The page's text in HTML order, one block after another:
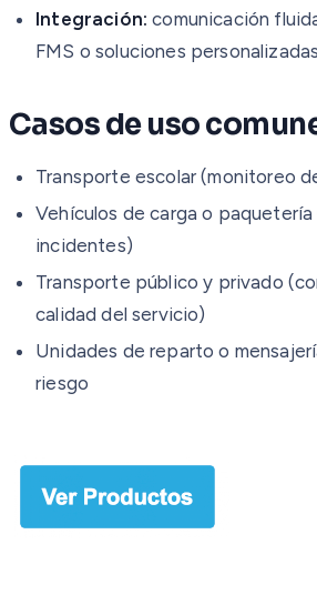
Integración: comunicación
FMS o soluciones
Casos de uso
Transporte escolar (monitoreo
Vehículos de carga o
incidentes)
Transporte público y privado
calidad del servicio)
Unidades de reparto o
riesgo